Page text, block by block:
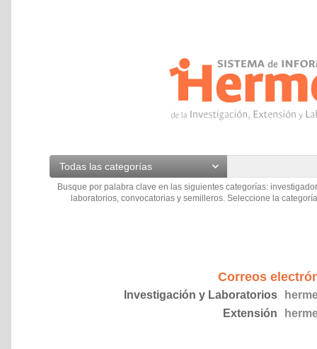
Todas las categorías
Busque por palabra clave en las siguientes categorías:
laboratorios, convocatorias y semilleros. Seleccione la
Correos
Investigación y Laboratorios
Extensión